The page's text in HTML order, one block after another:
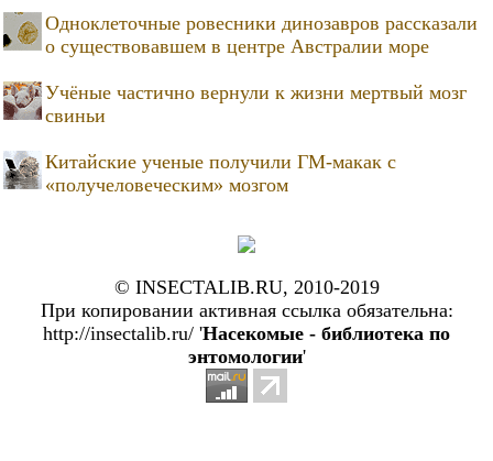
Одноклеточные ровесники динозавров рассказали
о существовавшем в центре Австралии море
Учёные частично вернули к жизни мертвый мозг
свиньи
Китайские ученые получили ГМ-макак с
«получеловеческим» мозгом
© INSECTALIB.RU, 2010-2019
При копировании активная ссылка обязательна:
http://insectalib.ru/ 'Насекомые - библиотека по
энтомологии'